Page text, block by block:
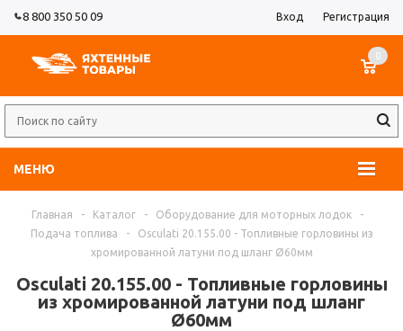
8 800 350 50 09 Вход Регистрация
МЕНЮ
0
Главная - Каталог - Оборудование для моторных лодок
-
Подача топлива
-
Osculati 20.155.00 - Топливные горловины из
хромированной латуни под шланг Ø60мм
Osculati 20.155.00 - Топливные горловины
из хромированной латуни под шланг
Ø60мм